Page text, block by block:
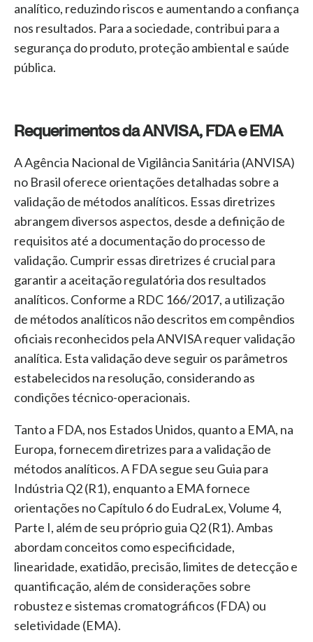
analítico, reduzindo riscos e aumentando a confiança
nos resultados. Para a sociedade, contribui para a
segurança do produto, proteção ambiental e saúde
pública.
Requerimentos da ANVISA, FDA e EMA
A Agência Nacional de Vigilância Sanitária (ANVISA)
no Brasil oferece orientações detalhadas sobre a
validação de métodos analíticos. Essas diretrizes
abrangem diversos aspectos, desde a definição de
requisitos até a documentação do processo de
validação. Cumprir essas diretrizes é crucial para
garantir a aceitação regulatória dos resultados
analíticos. Conforme a RDC 166/2017, a utilização
de métodos analíticos não descritos em compêndios
oficiais reconhecidos pela ANVISA requer validação
analítica. Esta validação deve seguir os parâmetros
estabelecidos na resolução, considerando as
condições técnico-operacionais.
Tanto a FDA, nos Estados Unidos, quanto a EMA, na
Europa, fornecem diretrizes para a validação de
métodos analíticos. A FDA segue seu Guia para
Indústria Q2 (R1), enquanto a EMA fornece
orientações no Capítulo 6 do EudraLex, Volume 4,
Parte I, além de seu próprio guia Q2 (R1). Ambas
abordam conceitos como especificidade,
linearidade, exatidão, precisão, limites de detecção e
quantificação, além de considerações sobre
robustez e sistemas cromatográficos (FDA) ou
seletividade (EMA).